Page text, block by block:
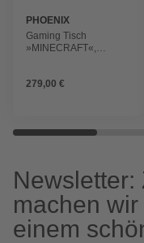
PHOENIX
Gaming Tisch
»MINECRAFT«,
BxHxT: 120 x 74 x 60
279,00 €
Newsletter:
machen
einem